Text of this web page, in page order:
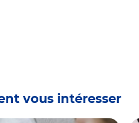
vous intéresser